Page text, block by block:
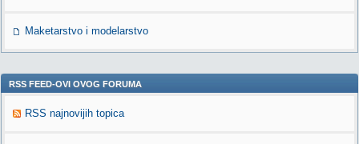
Maketarstvo i modelarstvo
RSS FEED-OVI OVOG FORUMA
RSS najnovijih topica